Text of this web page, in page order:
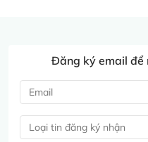
Đăng ký email để
Loại tin đăng ký nhận